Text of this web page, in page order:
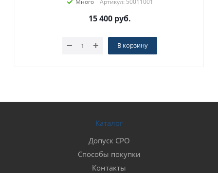
Много Артикул: 50011001
15 400руб.
В корзину
Каталог
Допуск СРО
Способы покупки
Контакты